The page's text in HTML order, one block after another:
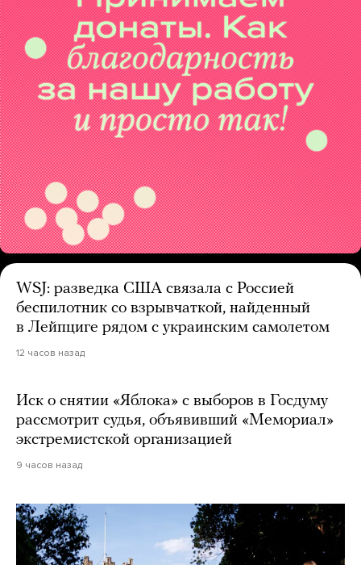
WSJ: разведка США связала с Россией
беспилотник со взрывчаткой, найденный
в Лейпциге рядом с украинским самолетом
12 часов назад
Иск о снятии «Яблока» с выборов в Госдуму
рассмотрит судья, объявивший «Мемориал»
экстремистской организацией
9 часов назад